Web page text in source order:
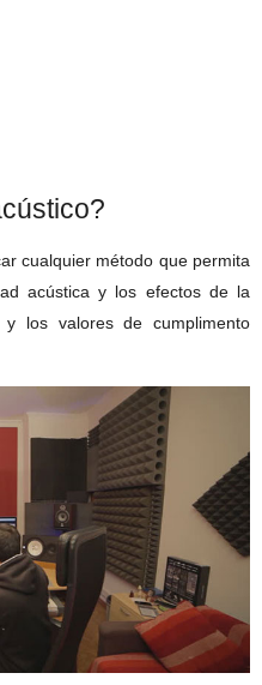
cualquier método que permita
acústica y los efectos de la
y los valores de cumplimento